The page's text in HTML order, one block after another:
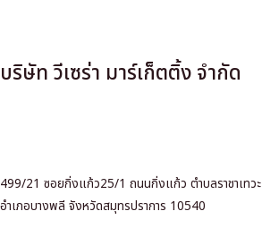
บริษัท วีเซร่า มาร์เก็ตติ้ง จำกัด
499/21 ซอยกิ่งแก้ว25/1 ถนนกิ่งแก้ว ตำบลราชาเทวะ
อำเภอบางพลี จังหวัดสมุทรปราการ 10540